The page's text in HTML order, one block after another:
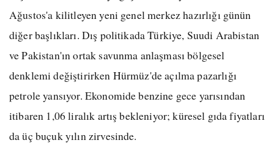
Ağustos'a kilitleyen yeni genel merkez hazırlığı günün
diğer başlıkları. Dış politikada Türkiye, Suudi Arabistan
ve Pakistan'ın ortak savunma anlaşması bölgesel
denklemi değiştirirken Hürmüz'de açılma pazarlığı
petrole yansıyor. Ekonomide benzine gece yarısından
itibaren 1,06 liralık artış bekleniyor; küresel gıda fiyatları
da üç buçuk yılın zirvesinde.